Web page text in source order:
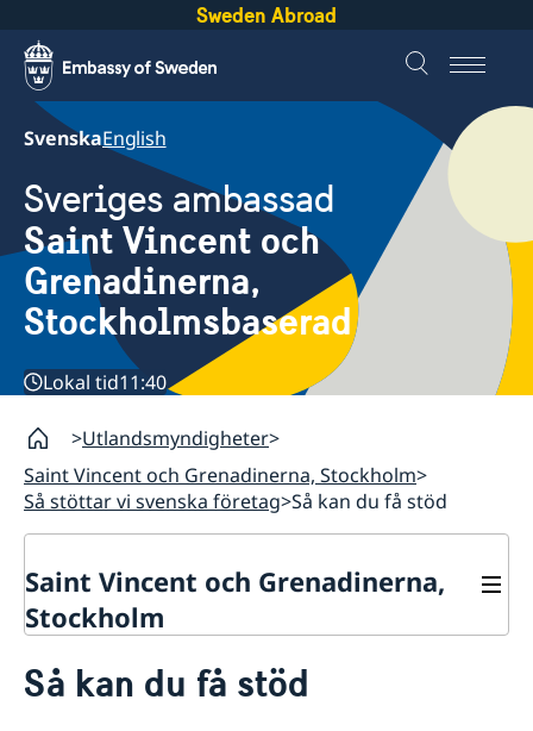
Sweden Abroad
SvenskaEnglish
Sveriges ambassad
Saint Vincent och
Grenadinerna,
Stockholmsbaserad
Lokal tid11:40
Utlandsmyndigheter
Saint Vincent och Grenadinerna, Stockholm
Så stöttar vi svenska företag Så kan du få stöd
Saint Vincent och Grenadinerna,
Stockholm
Om oss
Så kan du få stöd